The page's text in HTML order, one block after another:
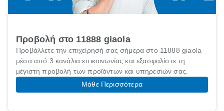
Προβολή στο 11888 giaola
Προβάλλετε την επιχείρησή σας σήμερα στο 11888 giaola
μέσα από 3 κανάλια επικοινωνίας και εξασφαλίστε τη
μέγιστη προβολή των προϊόντων και υπηρεσιών σας.
Μάθε Περισσότερα